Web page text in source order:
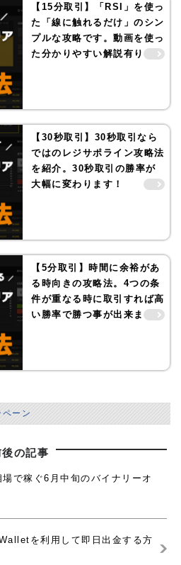
【15分取引】「RSI」を使っ
た「線に触れるだけ」のシン
プルな攻略です。動画を使っ
た分かりやすい解説有り！
【30秒取引】30秒取引なら
ではのレジサポライン攻略法
を紹介。30秒取引の勝率が
大幅に変わります！
【5分取引】時間に余裕があ
る時向きの攻略法。4つの条
件が重なる時に取引すれば高
い勝率で勝つ事が出来ます！
ペーン
の記事
場で稼ぐ6月中旬のバイナリーオ
を利用して即日出金する方